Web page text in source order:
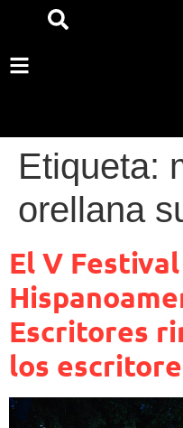
Etiqueta:
orellana
El V Festival
Escritores
los